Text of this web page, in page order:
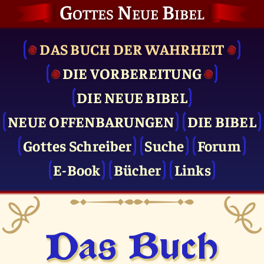
Gottes Neue Bibel
DAS BUCH DER WAHRHEIT
DIE VOR­BEREITUNG
DIE NEUE BIBEL
NEUE OFFENBARUNGEN
DIE BIBEL
Gottes Schreiber
Suche
Forum
E-Book
Bücher Links
Das Buch